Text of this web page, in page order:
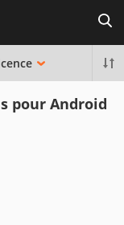
pour Android